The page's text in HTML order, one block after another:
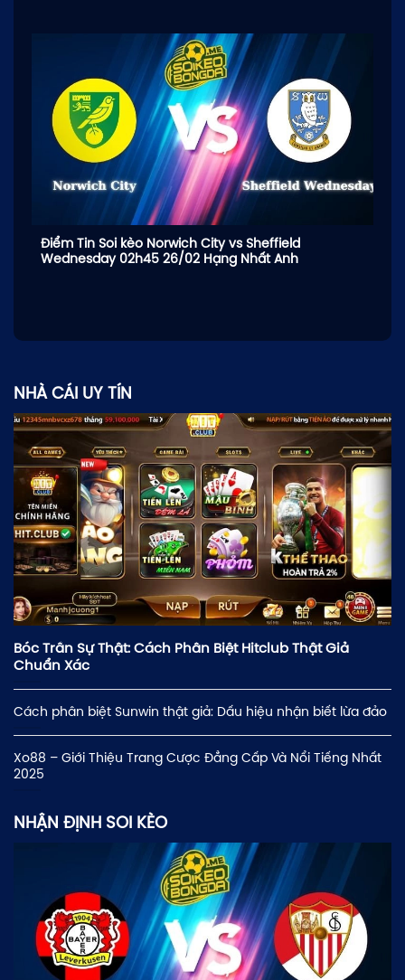
Điểm Tin Soi kèo Norwich City vs Sheffield
Wednesday 02h45 26/02 Hạng Nhất Anh
NHÀ CÁI UY TÍN
Bóc Trần Sự Thật: Cách Phân Biệt Hitclub Thật Giả
Chuẩn Xác
Cách phân biệt Sunwin thật giả: Dấu hiệu nhận biết lừa đảo
Xo88 – Giới Thiệu Trang Cược Đẳng Cấp Và Nổi Tiếng Nhất
2025
NHẬN ĐỊNH SOI KÈO